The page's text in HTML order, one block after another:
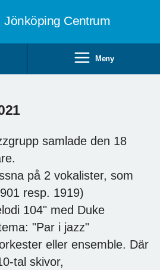
Jönköping Centrum
Meny
samlade den 18
på 2 vokalister, som
resp. 1919)
104" med Duke
"Par i jazz"
eller ensemble. Där
tal skivor,